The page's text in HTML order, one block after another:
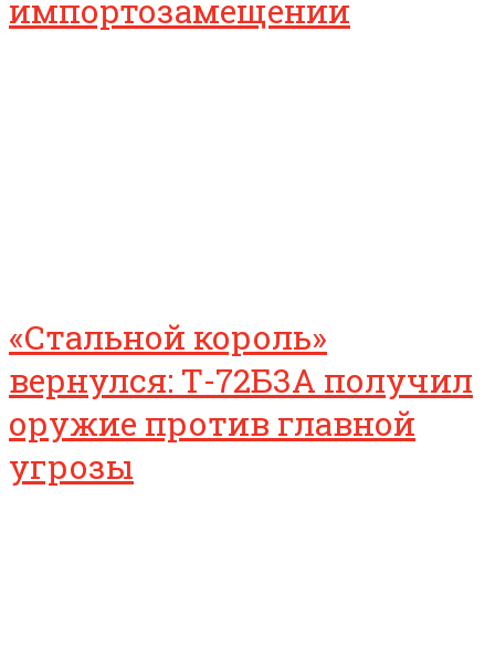
импортозамещении
«Стальной король»
вернулся: Т-72Б3А получил
оружие против главной
угрозы